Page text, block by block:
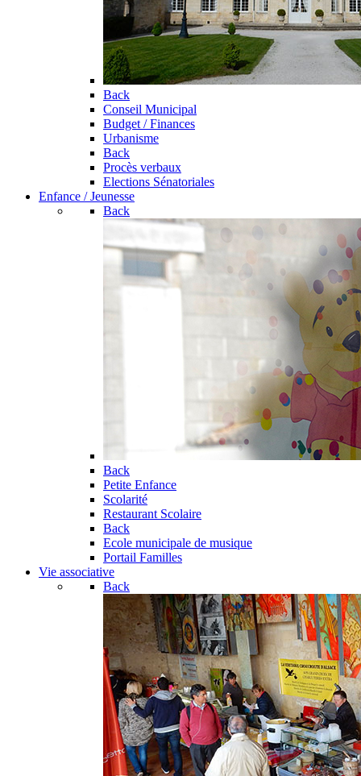
Back
Conseil Municipal
Budget / Finances
Urbanisme
Back
Procès verbaux
Elections Sénatoriales
Enfance / Jeunesse
Back
Back
Petite Enfance
Scolarité
Restaurant Scolaire
Back
Ecole municipale de musique
Portail Familles
Vie associative
Back